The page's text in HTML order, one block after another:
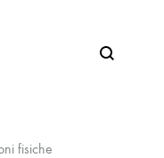
Search
fisiche